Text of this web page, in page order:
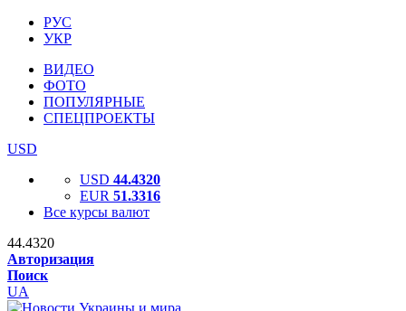
РУС
УКР
ВИДЕО
ФОТО
ПОПУЛЯРНЫЕ
СПЕЦПРОЕКТЫ
USD
USD 44.4320
EUR 51.3316
Все курсы валют
44.4320
Авторизация
Поиск
UA